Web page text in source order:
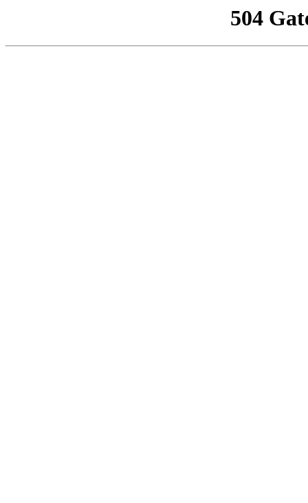
504